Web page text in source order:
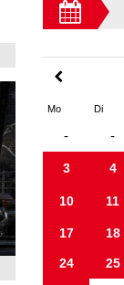
Mo Di
- -
3 4
10 11
17 18
24 25